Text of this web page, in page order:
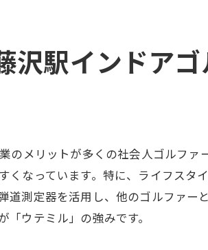
さらなる高みへ
標設定法
するための一歩
沢駅インドア
メリットが多くの社会人ゴルファ
なっています。特に、ライフスタ
測定器を活用し、他のゴルファー
ウテミル」の強みです。